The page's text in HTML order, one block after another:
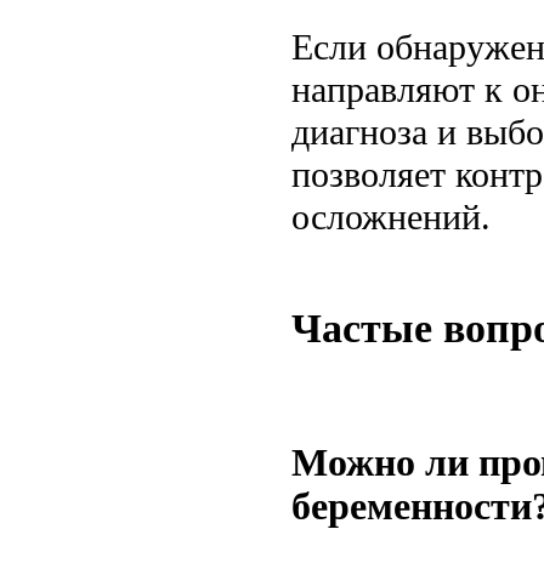
Если
направляют к
диагноза и
позволяет
осложнений.
Частые
Можно ли